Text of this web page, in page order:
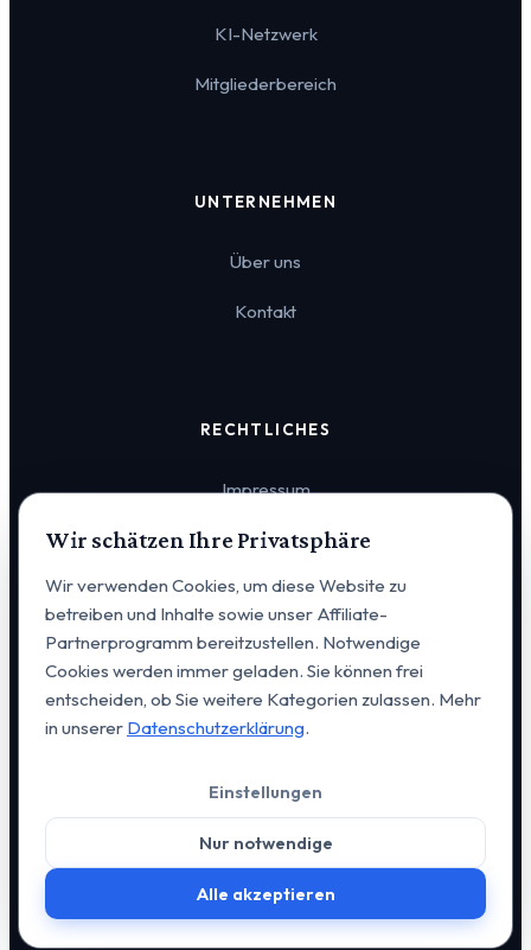
KI-Netzwerk
Mitgliederbereich
UNTERNEHMEN
Über uns
Kontakt
RECHTLICHES
Impressum
Datenschutz
Cookie-Einstellungen
vorbehalten. | Alexanderstraße 14, D-95444 Bayreuth |
176 648 20 223
|kontakt@vervia.de
Wir schätzen Ihre Privatsphäre
Wir verwenden Cookies, um diese Website zu
betreiben und Inhalte sowie unser Affiliate-
Partnerprogramm bereitzustellen. Notwendige
Cookies werden immer geladen. Sie können frei
entscheiden, ob Sie weitere Kategorien zulassen. Mehr
in unserer Datenschutzerklärung.
Einstellungen
Nur notwendige
Alle akzeptieren